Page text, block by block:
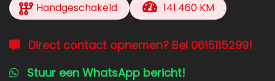
Handgeschakeld
141.460 KM
Direct contact opnemen? Bel 0615115299!
Stuur een WhatsApp bericht!